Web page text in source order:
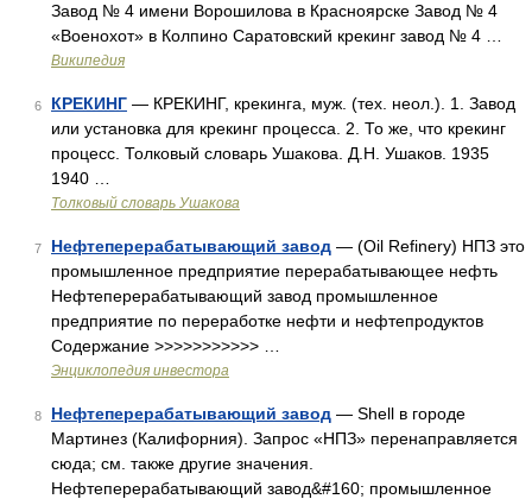
Завод № 4 имени Ворошилова в Красноярске Завод № 4
«Военохот» в Колпино Саратовский крекинг завод № 4 …
Википедия
6 КРЕКИНГ — КРЕКИНГ, крекинга, муж. (тех. неол.). 1. Завод
или установка для крекинг процесса. 2. То же, что крекинг
процесс. Толковый словарь Ушакова. Д.Н. Ушаков. 1935
1940 …
Толковый словарь Ушакова
7 Нефтеперерабатывающий завод — (Oil Refinery) НПЗ это
промышленное предприятие перерабатывающее нефть
Нефтеперерабатывающий завод промышленное
предприятие по переработке нефти и нефтепродуктов
Содержание >>>>>>>>>>> …
Энциклопедия инвестора
8 Нефтеперерабатывающий завод — Shell в городе
Мартинез (Калифорния). Запрос «НПЗ» перенаправляется
сюда; см. также другие значения.
Нефтеперерабатывающий завод&#160; промышленное